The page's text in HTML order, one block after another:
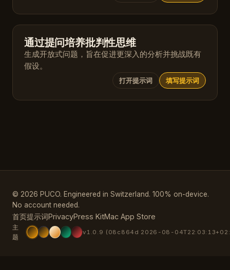
通过提问培养批判性思维
生成开放式问题，旨在促进更深入的分析并挑战既有
假设。
打开提示词 填写提示词
© 2026 PUCO. Engineered in Switzerland. 100% on-device.
No account needed.
首页提示词PrivacyPress KitMac App Store
主
题
v1.0.9 (08c864d 2026-08-